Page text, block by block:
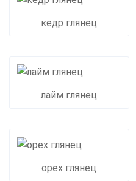
кедр глянец
лайм глянец
орех глянец